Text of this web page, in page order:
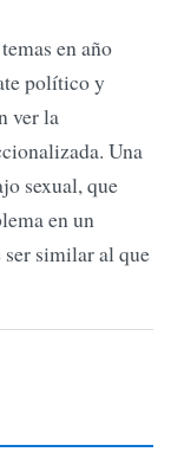
en año
político y
ver la
Una
sexual, que
en un
ser similar al que